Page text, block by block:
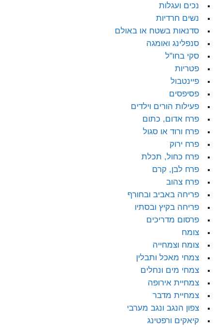
נכים ועגלות
נשים חרדיות
סדנאות בשטח או באולם
סנפלינג ואומגה
סקי בחו"ל
פטריות
פיינטבול
פסיפסים
פעילות הורים וילדים
פרח אדום, כתום
פרח ורוד או סגול
פרח ירוק
פרח כחול, תכלת
פרח לבן, קרם
פרח צהוב
פריחה באביב ובחורף
פריחה בקיץ ובסתיו
פרסום מדריכים
צומח
צומח וצמחייה
צמחי מאכל ותבלין
צמחי מים ונחלים
צמחיית אירופה
צמחיית מדבר
צפון הנגב ונגב מערבי
קיאקים ורפטינג